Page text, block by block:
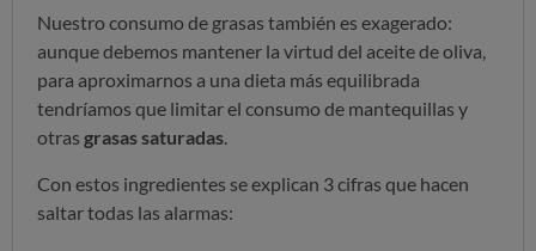
Nuestro consumo de grasas también es exagerado:
aunque debemos mantener la virtud del aceite de oliva,
para aproximarnos a una dieta más equilibrada
tendríamos que limitar el consumo de mantequillas y
otras grasas saturadas.
Con estos ingredientes se explican 3 cifras que hacen
saltar todas las alarmas: